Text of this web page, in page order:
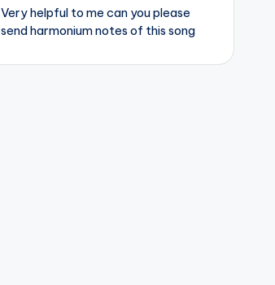
Very helpful to me can you please
send harmonium notes of this song